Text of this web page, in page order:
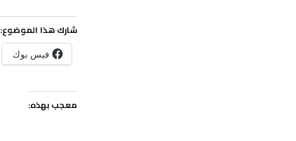
شارك هذا الموضوع:
فيس بوك
معجب بهذه: